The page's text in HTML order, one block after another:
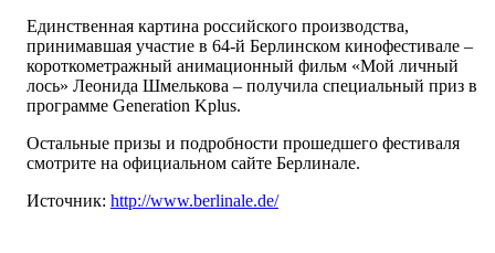
Единственная картина российского производства,
принимавшая участие в 64-й Берлинском кинофестивале –
короткометражный анимационный фильм «Мой личный
лось» Леонида Шмелькова – получила специальный приз в
программе Generation Kplus.
Остальные призы и подробности прошедшего фестиваля
смотрите на официальном сайте Берлинале.
Источник: http://www.berlinale.de/